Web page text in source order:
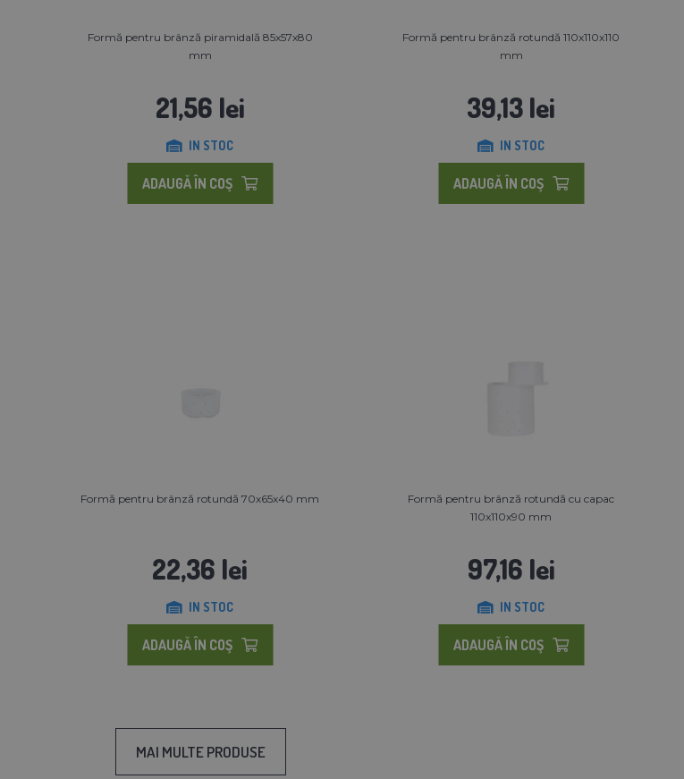
Formă pentru brânză piramidală 85x57x80
mm
21,56 lei
IN STOC
ADAUGĂ ÎN COŞ
Formă pentru brânză rotundă 110x110x110
mm
39,13 lei
IN STOC
ADAUGĂ ÎN COŞ
Formă pentru brânză rotundă 70x65x40 mm
22,36 lei
IN STOC
ADAUGĂ ÎN COŞ
Formă pentru brânză rotundă cu capac
110x110x90 mm
97,16 lei
IN STOC
ADAUGĂ ÎN COŞ
MAI MULTE PRODUSE